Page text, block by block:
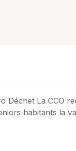
Déchet La CCO
habitants la